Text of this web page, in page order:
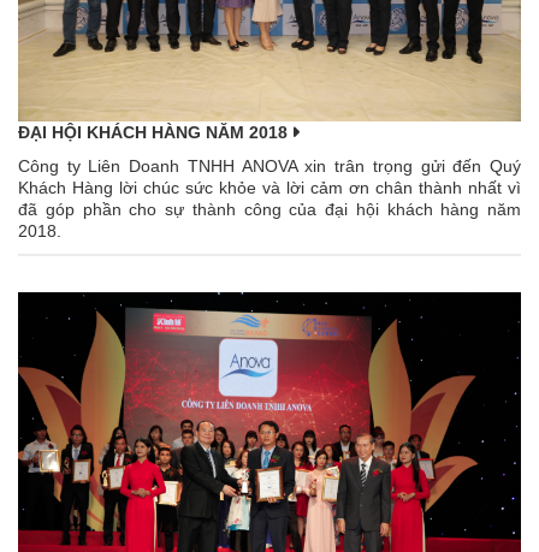
ĐẠI HỘI KHÁCH HÀNG NĂM 2018
Công ty Liên Doanh TNHH ANOVA xin trân trọng gửi đến Quý
Khách Hàng lời chúc sức khỏe và lời cảm ơn chân thành nhất vì
đã góp phần cho sự thành công của đại hội khách hàng năm
2018.